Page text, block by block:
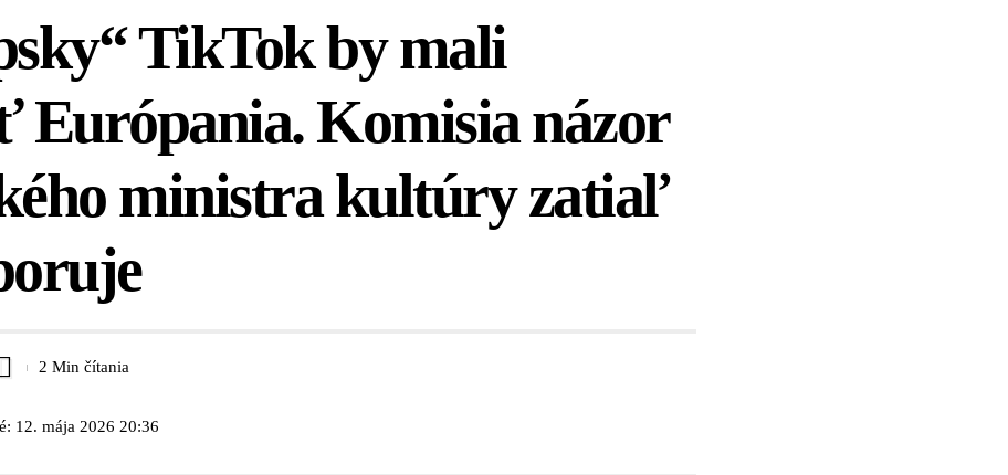
TikTok by mali
Európania. Komisia názor
ministra kultúry zatiaľ
12. mája 2026 20:36
2 Min čítania